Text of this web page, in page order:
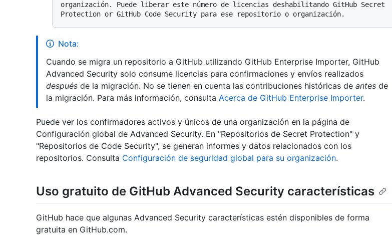
organización. Puede liberar este número de licencias deshabilitando GitHub Secret
Nota:
Cuando se migra un repositorio a GitHub utilizando GitHub Enterprise Importer, GitHub
Advanced Security solo consume licencias para confirmaciones y envíos realizados
después de la migración. No se tienen en cuenta las contribuciones históricas de antes de
la migración. Para más información, consulta Acerca de GitHub Enterprise Importer.
Puede ver los confirmadores activos y únicos de una organización en la página de
Configuración global de Advanced Security. En "Repositorios de Secret Protection" y
"Repositorios de Code Security", se generan informes y datos relacionados con los
repositorios. Consulta Configuración de seguridad global para su organización.
Uso gratuito de GitHub Advanced Security características
GitHub hace que algunas Advanced Security características estén disponibles de forma
gratuita en GitHub.com.